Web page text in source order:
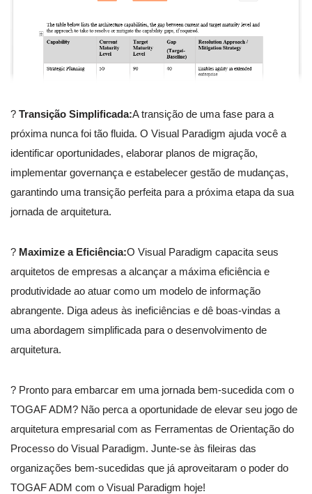
? Transição Simplificada:A transição de uma fase para a
próxima nunca foi tão fluida. O Visual Paradigm ajuda você a
identificar oportunidades, elaborar planos de migração,
implementar governança e estabelecer gestão de mudanças,
garantindo uma transição perfeita para a próxima etapa da sua
jornada de arquitetura.
? Maximize a Eficiência:O Visual Paradigm capacita seus
arquitetos de empresas a alcançar a máxima eficiência e
produtividade ao atuar como um modelo de informação
abrangente. Diga adeus às ineficiências e dê boas-vindas a
uma abordagem simplificada para o desenvolvimento de
arquitetura.
? Pronto para embarcar em uma jornada bem-sucedida com o
TOGAF ADM? Não perca a oportunidade de elevar seu jogo de
arquitetura empresarial com as Ferramentas de Orientação do
Processo do Visual Paradigm. Junte-se às fileiras das
organizações bem-sucedidas que já aproveitaram o poder do
TOGAF ADM com o Visual Paradigm hoje!